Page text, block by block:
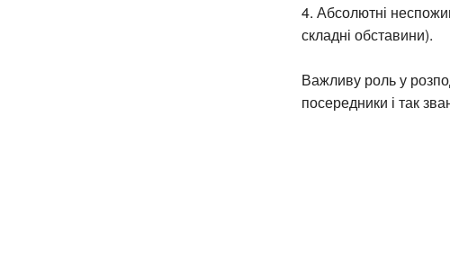
4. Абсолютні
складні обставини).
Важливу роль у
посередники і так